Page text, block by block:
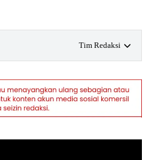
Tim Redaksi